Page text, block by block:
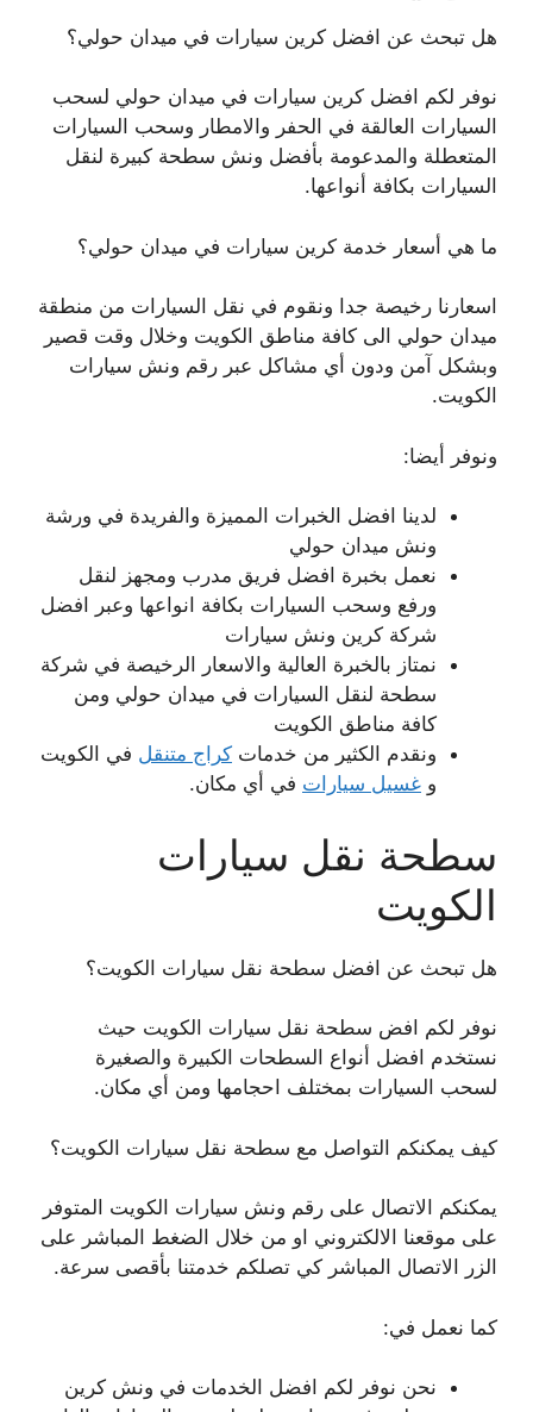
هل تبحث عن افضل كرين سيارات في ميدان حولي؟
نوفر لكم افضل كرين سيارات في ميدان حولي لسحب
السيارات العالقة في الحفر والامطار وسحب السيارات
المتعطلة والمدعومة بأفضل ونش سطحة كبيرة لنقل
السيارات بكافة أنواعها.
ما هي أسعار خدمة كرين سيارات في ميدان حولي؟
اسعارنا رخيصة جدا ونقوم في نقل السيارات من منطقة
ميدان حولي الى كافة مناطق الكويت وخلال وقت قصير
وبشكل آمن ودون أي مشاكل عبر رقم ونش سيارات
الكويت.
ونوفر أيضا:
لدينا افضل الخبرات المميزة والفريدة في ورشة
ونش ميدان حولي
نعمل بخبرة افضل فريق مدرب ومجهز لنقل
ورفع وسحب السيارات بكافة انواعها وعبر افضل
شركة كرين ونش سيارات
نمتاز بالخبرة العالية والاسعار الرخيصة في شركة
سطحة لنقل السيارات في ميدان حولي ومن
كافة مناطق الكويت
ونقدم الكثير من خدمات كراج متنقل في الكويت
و غسيل سيارات في أي مكان.
سطحة نقل سيارات
الكويت
هل تبحث عن افضل سطحة نقل سيارات الكويت؟
نوفر لكم افض سطحة نقل سيارات الكويت حيث
نستخدم افضل أنواع السطحات الكبيرة والصغيرة
لسحب السيارات بمختلف احجامها ومن أي مكان.
كيف يمكنكم التواصل مع سطحة نقل سيارات الكويت؟
يمكنكم الاتصال على رقم ونش سيارات الكويت المتوفر
على موقعنا الالكتروني او من خلال الضغط المباشر على
الزر الاتصال المباشر كي تصلكم خدمتنا بأقصى سرعة.
كما نعمل في:
نحن نوفر لكم افضل الخدمات في ونش كرين